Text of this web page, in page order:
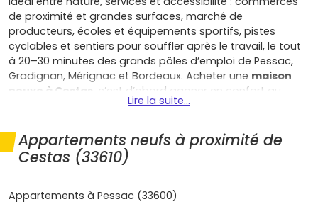
de proximité et grandes surfaces, marché de
producteurs, écoles et équipements sportifs, pistes
cyclables et sentiers pour souffler après le travail, le tout
à 20–30 minutes des grands pôles d’emploi de Pessac,
Gradignan, Mérignac et Bordeaux. Acheter une maison
neuve à Cestas
, c’est d’abord gagner en confort au
quotidien : normes RE2020, isolation renforcée, bonne
sobres qui limitent tes factures d’énergie tout en
améliorant ton bien-être hiver comme été. C’est aussi la
tranquillité des garanties constructeur (parfait
réduits, avec à la clé, selon la délibération locale, une
Lire la suite...
Appartements neufs à proximité de
Cestas (33610)
Appartements à Pessac (33600)